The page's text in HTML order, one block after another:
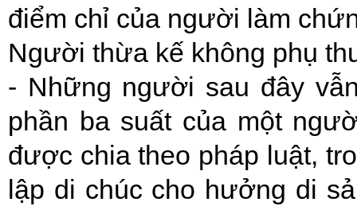
điểm chỉ của người làm
Người thừa kế không phụ
- Những người sau đây
phần ba suất của một
được chia theo pháp luật,
lập di chúc cho hưởng di